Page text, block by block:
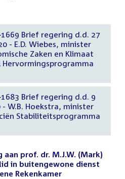
Brief regering d.d. 27
- E.D. Wiebes, minister
Zaken en Klimaat
Hervormingsprogramma
Brief regering d.d. 9
- W.B. Hoekstra, minister
Stabiliteitsprogramma
aan prof. dr. M.J.W. (Mark)
in buitengewone dienst
Rekenkamer